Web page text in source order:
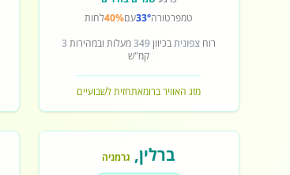
טמפרטורה33°עם40%לחות
רוח צפוניתבכיוון349מעלות ובמהירות 3
קמ"ש
מזג האוויר ברומאתחזית לשבועיים
ברלין, גרמניה